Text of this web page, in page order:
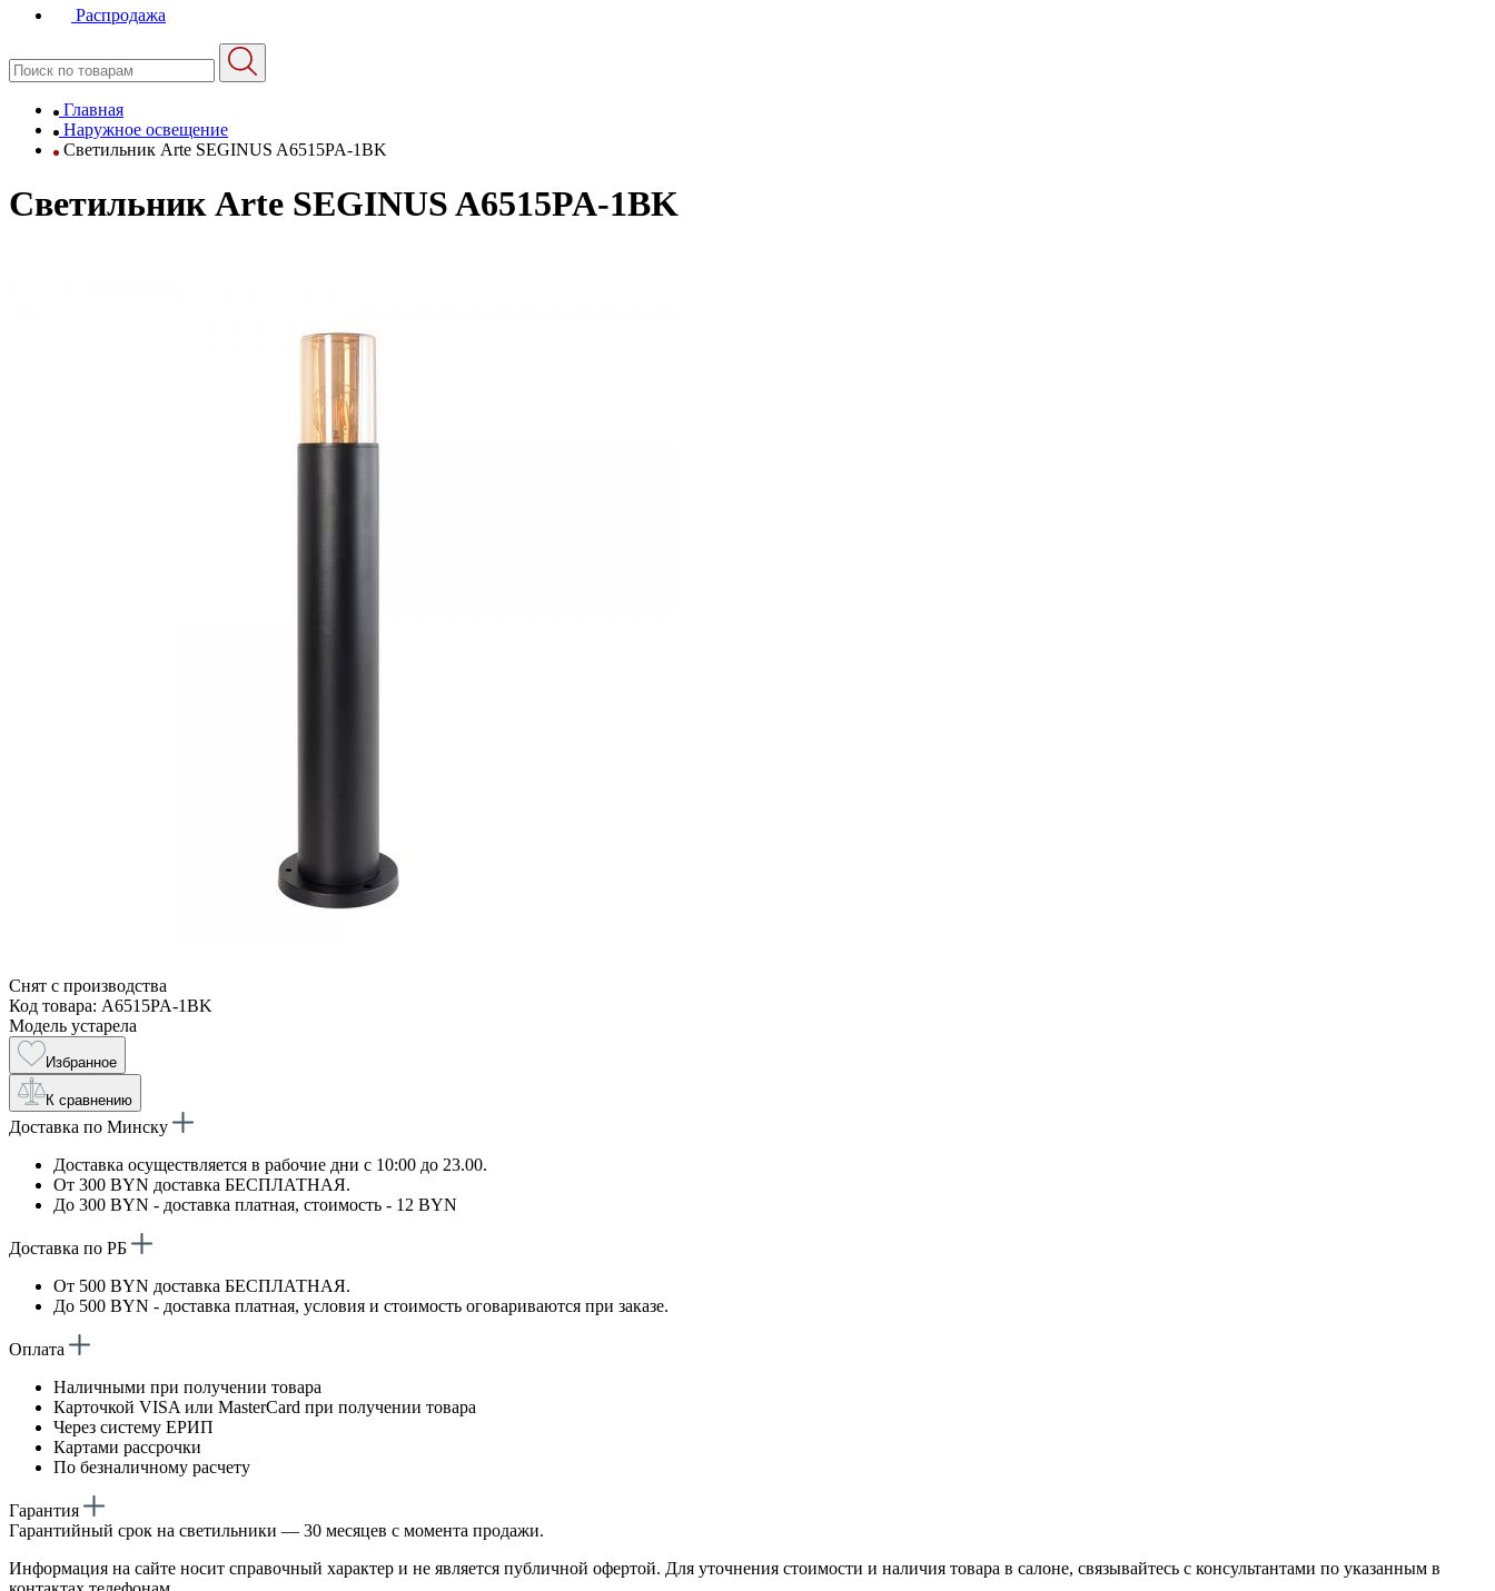
Распродажа
Главная
Наружное освещение
Светильник Arte SEGINUS A6515PA-1BK
Светильник Arte SEGINUS A6515PA-1BK
Снят с производства
Код товара: A6515PA-1BK
Модель устарела
Избранное
К сравнению
Доставка по Минску
Доставка осуществляется в рабочие дни с 10:00 до 23.00.
От 300 BYN доставка БЕСПЛАТНАЯ.
До 300 BYN - доставка платная, стоимость - 12 BYN
Доставка по РБ
От 500 BYN доставка БЕСПЛАТНАЯ.
До 500 BYN - доставка платная, условия и стоимость оговариваются при заказе.
Оплата
Наличными при получении товара
Карточкой VISA или MasterCard при получении товара
Через систему ЕРИП
Картами рассрочки
По безналичному расчету
Гарантия
Гарантийный срок на светильники — 30 месяцев с момента продажи.
Информация на сайте носит справочный характер и не является публичной офертой. Для уточнения стоимости и наличия товара в салоне, связывайтесь с консультантами по указанным в